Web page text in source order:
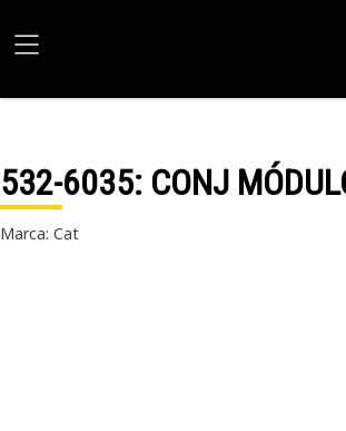
532-6035: CONJ
Marca: Cat